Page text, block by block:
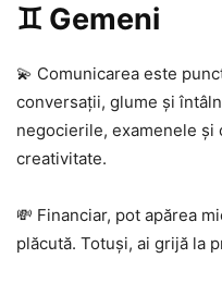
♊ Gemeni
💫 Comunicarea este
conversații, glume și
negocierile, examenele
creativitate.
💸 Financiar, pot apărea
plăcută. Totuși, ai grijă la